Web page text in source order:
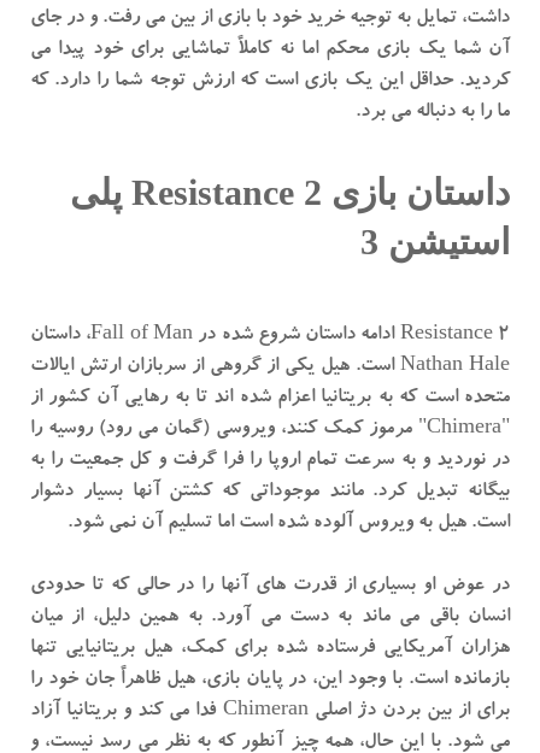
داشت، تمایل به توجیه خرید خود با بازی از بین می رفت. و در جای
آن شما یک بازی محکم اما نه کاملاً تماشایی برای خود پیدا می
کردید. حداقل این یک بازی است که ارزش توجه شما را دارد. که
ما را به دنباله می برد.
داستان بازی Resistance 2 پلی
استیشن 3
Resistance 2 ادامه داستان شروع شده در Fall of Man، داستان
Nathan Hale است. هیل یکی از گروهی از سربازان ارتش ایالات
متحده است که به بریتانیا اعزام شده اند تا به رهایی آن کشور از
"Chimera" مرموز کمک کنند، ویروسی (گمان می رود) روسیه را
در نوردید و به سرعت تمام اروپا را فرا گرفت و کل جمعیت را به
بیگانه تبدیل کرد. مانند موجوداتی که کشتن آنها بسیار دشوار
است. هیل به ویروس آلوده شده است اما تسلیم آن نمی شود.
در عوض او بسیاری از قدرت های آنها را در حالی که تا حدودی
انسان باقی می ماند به دست می آورد. به همین دلیل، از میان
هزاران آمریکایی فرستاده شده برای کمک، هیل بریتانیایی تنها
بازمانده است. با وجود این، در پایان بازی، هیل ظاهراً جان خود را
برای از بین بردن دژ اصلی Chimeran فدا می کند و بریتانیا آزاد
می شود. با این حال، همه چیز آنطور که به نظر می رسد نیست، و